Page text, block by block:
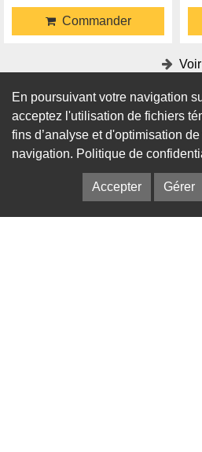
Commander
Accessoires
Adaptateurs
En poursuivant votre navigation
acceptez l'utilisation de fichiers
fins d’analyse et d'optimisation
navigation. Politique de
Accepter Gérer